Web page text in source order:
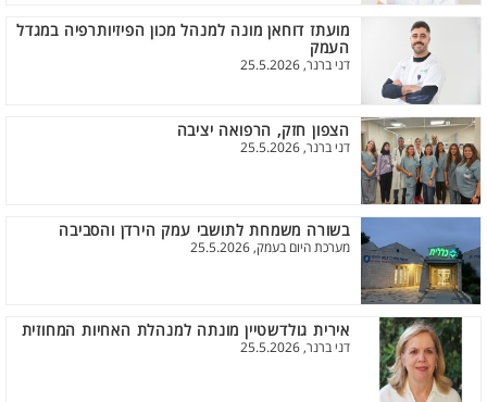
מועתז דוחאן מונה למנהל מכון הפיזיותרפיה במגדל
העמק
דני ברנר, 25.5.2026
הצפון חזק, הרפואה יציבה
דני ברנר, 25.5.2026
בשורה משמחת לתושבי עמק הירדן והסביבה
מערכת היום בעמק, 25.5.2026
אירית גולדשטיין מונתה למנהלת האחיות המחוזית
דני ברנר, 25.5.2026